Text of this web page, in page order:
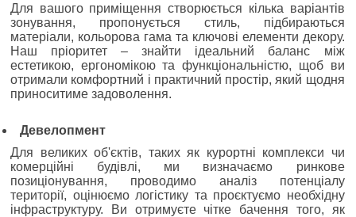
Для вашого приміщення створюється кілька варіантів
зонування, пропонується стиль, підбираються
матеріали, кольорова гама та ключові елементи декору.
Наш пріоритет – знайти ідеальний баланс між
естетикою, ергономікою та функціональністю, щоб ви
отримали комфортний і практичний простір, який щодня
приноситиме задоволення.
Девелопмент
Для великих об'єктів, таких як курортні комплекси чи
комерційні будівлі, ми визначаємо ринкове
позиціонування, проводимо аналіз потенціалу
території, оцінюємо логістику та проєктуємо необхідну
інфраструктуру. Ви отримуєте чітке бачення того, як